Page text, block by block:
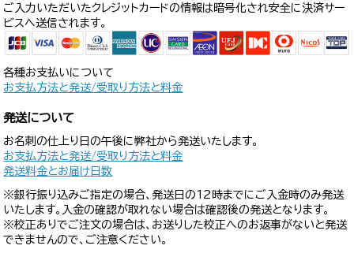
ご入力いただいたクレジットカードの情報は暗号化され安全に決済サー
ビスへ送信されます。
各種お支払いについて
お支払方法と発送/受取り方法と料金
発送について
お名刺の仕上り日の午後に弊社から発送いたします。
お支払方法と発送/受取り方法と料金
発送料金とお届け日数
※銀行振り込みご指定の場合、発送日の12時までにご入金時のみ発送
いたします。入金の確認が取れない場合は確認後の発送となります。
※校正ありでご注文の場合は、お送りした校正へのお返事がないと発送
できませんので、ご注意ください。